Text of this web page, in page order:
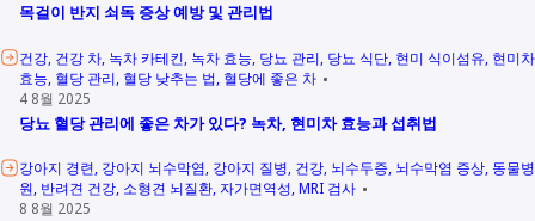
목걸이 반지 쇠독 증상 예방 및 관리법
건강 건강 차 녹차 카테킨 녹차 효능 당뇨 관리 당뇨 식단 현미 식이섬유 현미차
효능 혈당 관리 혈당 낮추는 법 혈당에 좋은 차
4 8월 2025
당뇨 혈당 관리에 좋은 차가 있다? 녹차, 현미차 효능과 섭취법
강아지 경련 강아지 뇌수막염 강아지 질병 건강 뇌수두증 뇌수막염 증상 동물병
원 반려견 건강 소형견 뇌질환 자가면역성 MRI 검사
8 8월 2025